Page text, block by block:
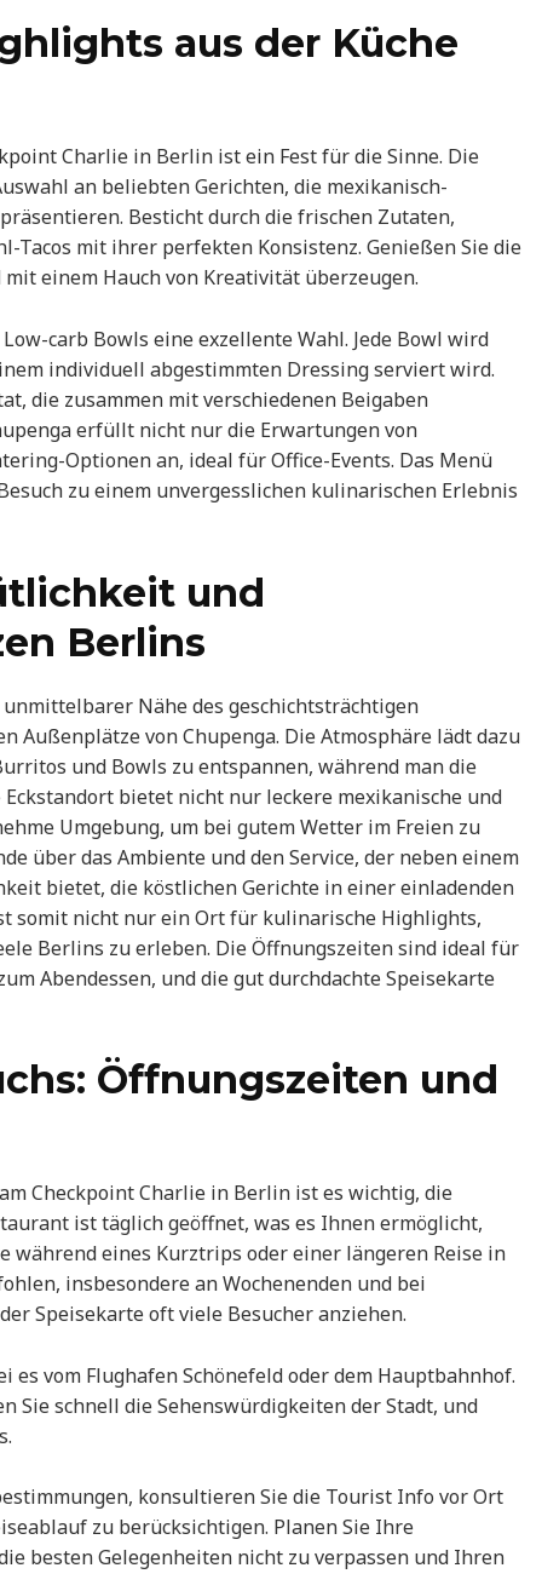
aus der Küche
Charlie in Berlin ist ein Fest für die Sinne. Die
an beliebten Gerichten, die mexikanisch-
Besticht durch die frischen Zutaten,
mit ihrer perfekten Konsistenz. Genießen Sie die
einem Hauch von Kreativität überzeugen.
carb Bowls eine exzellente Wahl. Jede Bowl wird
individuell abgestimmten Dressing serviert wird.
die zusammen mit verschiedenen Beigaben
erfüllt nicht nur die Erwartungen von
Optionen an, ideal für Office-Events. Das Menü
zu einem unvergesslichen kulinarischen Erlebnis
und
Berlins
Nähe des geschichtsträchtigen
Außenplätze von Chupenga. Die Atmosphäre lädt dazu
und Bowls zu entspannen, während man die
bietet nicht nur leckere mexikanische und
Umgebung, um bei gutem Wetter im Freien zu
über das Ambiente und den Service, der neben einem
bietet, die köstlichen Gerichte in einer einladenden
somit nicht nur ein Ort für kulinarische Highlights,
Berlins zu erleben. Die Öffnungszeiten sind ideal für
Abendessen, und die gut durchdachte Speisekarte
Öffnungszeiten und
Checkpoint Charlie in Berlin ist es wichtig, die
ist täglich geöffnet, was es Ihnen ermöglicht,
während eines Kurztrips oder einer längeren Reise in
insbesondere an Wochenenden und bei
Speisekarte oft viele Besucher anziehen.
vom Flughafen Schönefeld oder dem Hauptbahnhof.
schnell die Sehenswürdigkeiten der Stadt, und
konsultieren Sie die Tourist Info vor Ort
zu berücksichtigen. Planen Sie Ihre
besten Gelegenheiten nicht zu verpassen und Ihren